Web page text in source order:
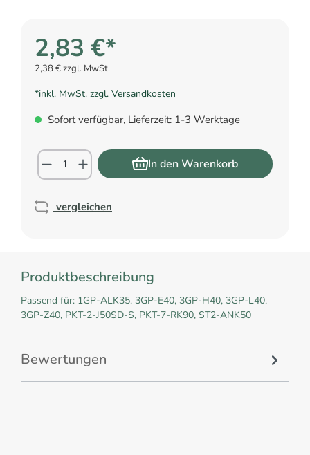
2,83 €*
2,38 € zzgl. MwSt.
*inkl. MwSt. zzgl. Versandkosten
Sofort verfügbar, Lieferzeit: 1-3 Werktage
In den Warenkorb
vergleichen
Produktbeschreibung
Passend für: 1GP-ALK35, 3GP-E40, 3GP-H40, 3GP-L40,
3GP-Z40, PKT-2-J50SD-S, PKT-7-RK90, ST2-ANK50
Bewertungen